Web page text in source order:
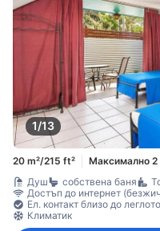
1/13
20 m²/215 ft² Максимално 2
Душ
собствена баня
Достъп до интернет
Ел. контакт близо до леглото
Климатик